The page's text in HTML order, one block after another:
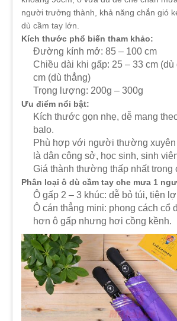
người trưởng thành, khả năng chắn gió
dù cầm tay lớn.
Kích thước phổ biến tham khảo:
Đường kính mở: 85 – 100 cm
Chiều dài khi gấp: 25 – 33 cm (dù
cm (dù thẳng)
Trọng lượng: 200g – 300g
Ưu điểm nổi bật:
Kích thước gọn nhẹ, dễ mang
balo.
Phù hợp với người thường xuyên
là dân công sở, học sinh, sinh
Giá thành thường thấp nhất trong
Phân loại ô dù cầm tay che mưa 1
Ô gấp 2 – 3 khúc: dễ bỏ túi, tiện
Ô cán thẳng mini: phong cách cổ
hơn ô gấp nhưng hơi cồng kềnh.